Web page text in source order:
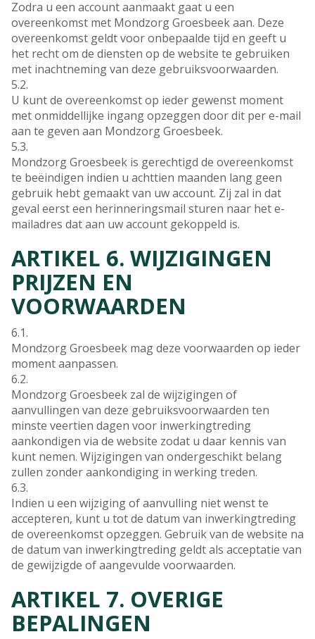
Zodra u een account aanmaakt gaat u een
overeenkomst met Mondzorg Groesbeek aan. Deze
overeenkomst geldt voor onbepaalde tijd en geeft u
het recht om de diensten op de website te gebruiken
met inachtneming van deze gebruiksvoorwaarden.
5.2.
U kunt de overeenkomst op ieder gewenst moment
met onmiddellijke ingang opzeggen door dit per e-mail
aan te geven aan Mondzorg Groesbeek.
5.3.
Mondzorg Groesbeek is gerechtigd de overeenkomst
te beëindigen indien u achttien maanden lang geen
gebruik hebt gemaakt van uw account. Zij zal in dat
geval eerst een herinneringsmail sturen naar het e-
mailadres dat aan uw account gekoppeld is.
ARTIKEL 6. WIJZIGINGEN
PRIJZEN EN
VOORWAARDEN
6.1.
Mondzorg Groesbeek mag deze voorwaarden op ieder
moment aanpassen.
6.2.
Mondzorg Groesbeek zal de wijzigingen of
aanvullingen van deze gebruiksvoorwaarden ten
minste veertien dagen voor inwerkingtreding
aankondigen via de website zodat u daar kennis van
kunt nemen. Wijzigingen van ondergeschikt belang
zullen zonder aankondiging in werking treden.
6.3.
Indien u een wijziging of aanvulling niet wenst te
accepteren, kunt u tot de datum van inwerkingtreding
de overeenkomst opzeggen. Gebruik van de website na
de datum van inwerkingtreding geldt als acceptatie van
de gewijzigde of aangevulde voorwaarden.
ARTIKEL 7. OVERIGE
BEPALINGEN